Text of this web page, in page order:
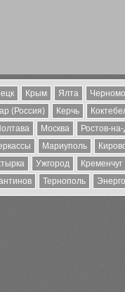
Крым Ялта
(Россия) Керчь
Москва
Ростов-
Мариуполь
Ужгород
Кременчуг
Тернополь